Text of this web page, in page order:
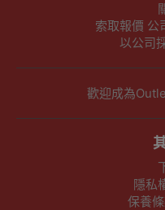
索取報價 公
以公司
歡迎成為
隱私
保養